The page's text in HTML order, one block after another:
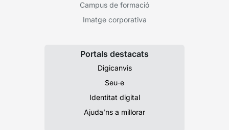
Campus de formació
Imatge corporativa
Portals destacats
Digicanvis
Seu-e
Identitat digital
Ajuda’ns a millorar